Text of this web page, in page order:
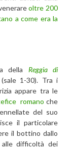
oltre 200
a come era la
della Reggia di
1-30). Tra i
appare tra le
romano che
del suo
il particolare
il bottino dallo
difficoltà dei